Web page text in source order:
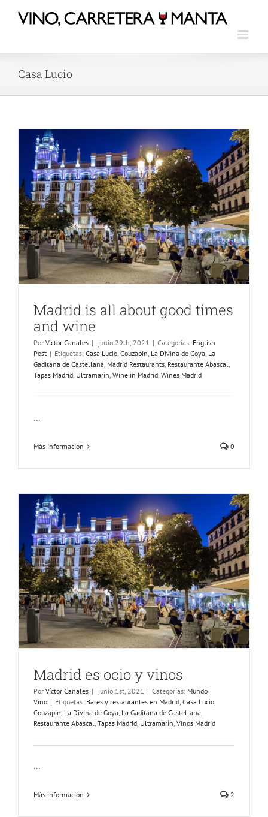
Casa Lucio
Madrid is all about good times
and wine
Por Víctor Canales | junio 29th, 2021 | Categorías: English
Post | Etiquetas: Casa Lucio, Couzapin, La Divina de Goya, La
Gaditana de Castellana, Madrid Restaurants, Restaurante Abascal,
Tapas Madrid, Ultramarín, Wine in Madrid, Wines Madrid
...
Más información 0
Madrid es ocio y vinos
Por Víctor Canales | junio 1st, 2021 | Categorías: Mundo
Vino | Etiquetas: Bares y restaurantes en Madrid, Casa Lucio,
Couzapin, La Divina de Goya, La Gaditana de Castellana,
Restaurante Abascal, Tapas Madrid, Ultramarín, Vinos Madrid
...
Más información 2